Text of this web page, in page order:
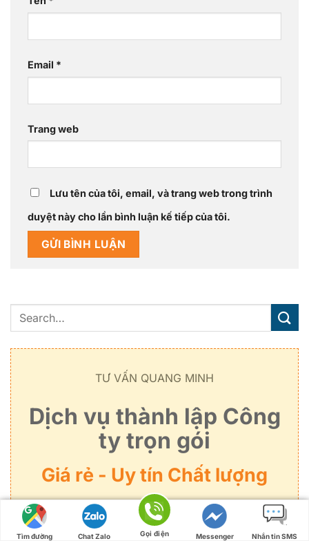
Email *
Trang web
Lưu tên của tôi, email, và trang web trong trình
duyệt này cho lần bình luận kế tiếp của tôi.
TƯ VẤN QUANG MINH
Dịch vụ thành lập Công
ty trọn gói
Giá rẻ - Uy tín Chất lượng
GỌI NGAY ĐỂ TƯ VẤN
Tìm đường Chat Zalo Gọi điện Messenger Nhắn tin SMS